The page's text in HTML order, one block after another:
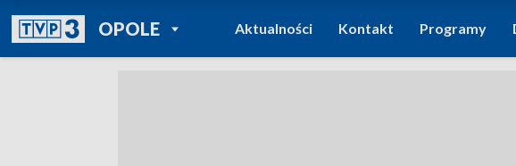
OPOLEPOWRÓT DO
TVP REGIONY
Aktualności Kontakt Programy